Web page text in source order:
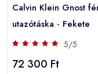
Calvin Klein Gnost
utazótáska - Fekete
5/5
72 300 Ft